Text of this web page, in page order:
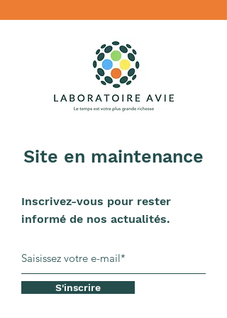
Site en maintenance
Inscrivez-vous pour rester
informé de nos actualités.
S'inscrire